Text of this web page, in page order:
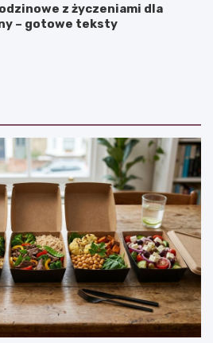
z życzeniami dla
– gotowe teksty